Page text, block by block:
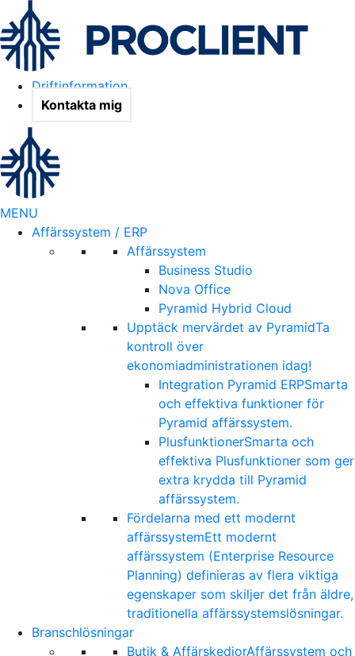
Driftinformation
Kontakta mig
MENU
Affärssystem / ERP
Affärssystem
Business Studio
Nova Office
Pyramid Hybrid Cloud
Upptäck mervärdet av PyramidTa
kontroll över
ekonomiadministrationen idag!
Integration Pyramid ERPSmarta
och effektiva funktioner för
Pyramid affärssystem.
PlusfunktionerSmarta och
effektiva Plusfunktioner som ger
extra krydda till Pyramid
affärssystem.
Fördelarna med ett modernt
affärssystemEtt modernt
affärssystem (Enterprise Resource
Planning) definieras av flera viktiga
egenskaper som skiljer det från äldre,
traditionella affärssystemslösningar.
Branschlösningar
Butik & AffärskedjorAffärssystem och